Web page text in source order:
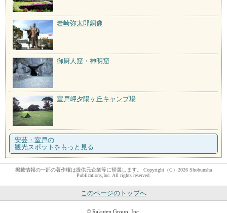
岩崎弥太郎銅像
御厨人窟・神明窟
室戸岬夕陽ヶ丘キャンプ場
安芸・室戸の
観光スポットをもっと見る
掲載情報の一部の著作権は提供元企業等に帰属します。 Copyright（C）2026 Shobunsha
Publications,Inc. All rights reserved.
このページのトップへ
© Rakuten Group, Inc.